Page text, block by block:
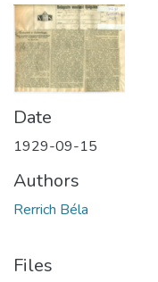
About us
Date
1929-09-15
Authors
Rerrich Béla
Files